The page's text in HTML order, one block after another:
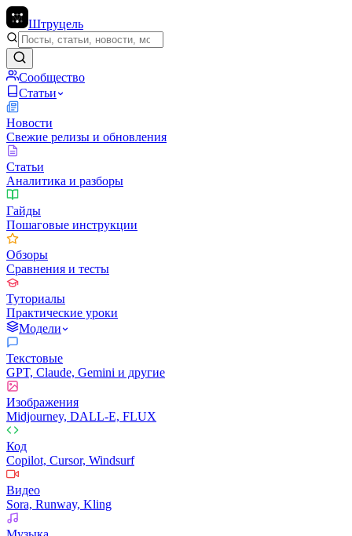
Штруцель
Сообщество
Статьи
Новости
Свежие релизы и обновления
Статьи
Аналитика и разборы
Гайды
Пошаговые инструкции
Обзоры
Сравнения и тесты
Туториалы
Практические уроки
Модели
Текстовые
GPT, Claude, Gemini и другие
Изображения
Midjourney, DALL-E, FLUX
Код
Copilot, Cursor, Windsurf
Видео
Sora, Runway, Kling